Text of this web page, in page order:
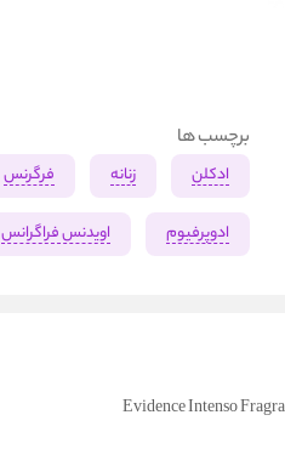
برچسب ها
ادکلن زنانه فرگرنس
ادوپرفیوم اویدنس فراگرانس